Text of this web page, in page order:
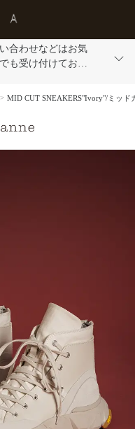
い合わせなどはお気
も受け付けており
MID CUT SNEAKERS"Ivory"/ミッド